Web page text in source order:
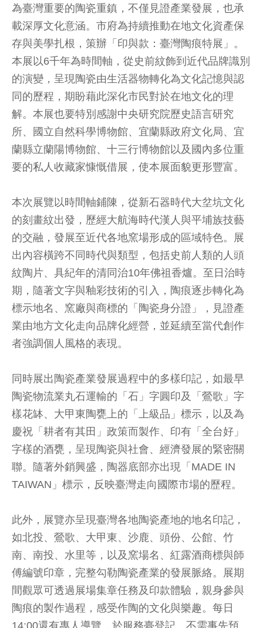
為臺灣重要的陶瓷重鎮，不僅見證產業發展，也承
載深厚文化意涵。市府為持續推動在地文化資產保
存與美學扎根，策辦「印與款：臺灣陶痕特展」。
本展以6千年為時間軸，從史前紋飾到近代品牌識別
的演變，呈現陶瓷由生活器物轉化為文化記憶與認
同的歷程，期盼藉此深化市民對於在地文化的理
解。本展也要特別感謝中央研究院歷史語言研究
所、國立自然科學博物館、宜蘭縣政府文化局、宜
蘭縣立蘭陽博物館、十三行博物館以及國內多位重
要的私人收藏家慷慨借展，使本展面貌更形豐富。
本次展覽以時間軸鋪陳，從新石器時代大坌坑文化
的刻畫紋出發，歷經大航海時代漢人與平埔族技藝
的交融，發展至近代各地窯場形成的區域特色。展
出內容橫跨不同時代與類型，包括史前人類的人頭
紋陶片、具紀年的清同治10年佛祖香爐。至日治時
期，隨著文字與釉彩技術的引入，陶痕逐步轉化為
標示地名、窯廠與商標的「陶瓷身分證」，見證產
業由地方文化走向品牌化經營，並延續至當代創作
者強調個人風格的表現。
同時展出陶瓷產業發展過程中的多樣印記，如最早
陶瓷物流業丸石運輸的「石」字圓印及「鶯歌」字
樣花缽、大甲東陶甕上的「上級品」標示，以及為
慶祝「耕者有其田」政策而製作、印有「全台好」
字樣的酒甕，呈現陶瓷與社會、經濟發展的緊密關
聯。隨著外銷興盛，陶器底部亦出現「MADE IN
TAIWAN」標示，反映臺灣走向國際市場的歷程。
此外，展覽亦呈現臺灣各地陶瓷產地的地名印記，
如北投、鶯歌、大甲東、沙鹿、頭份、公館、竹
南、南投、水里等，以及窯場名、紅露酒商標與師
傅編號印章，完整勾勒陶瓷產業的發展脈絡。展期
間觀眾可透過展場集章任務及印款體驗，親身參與
陶痕的製作過程，感受作陶的文化與樂趣。每日
14:00還有專人導覽，於服務臺登記，不需事先預